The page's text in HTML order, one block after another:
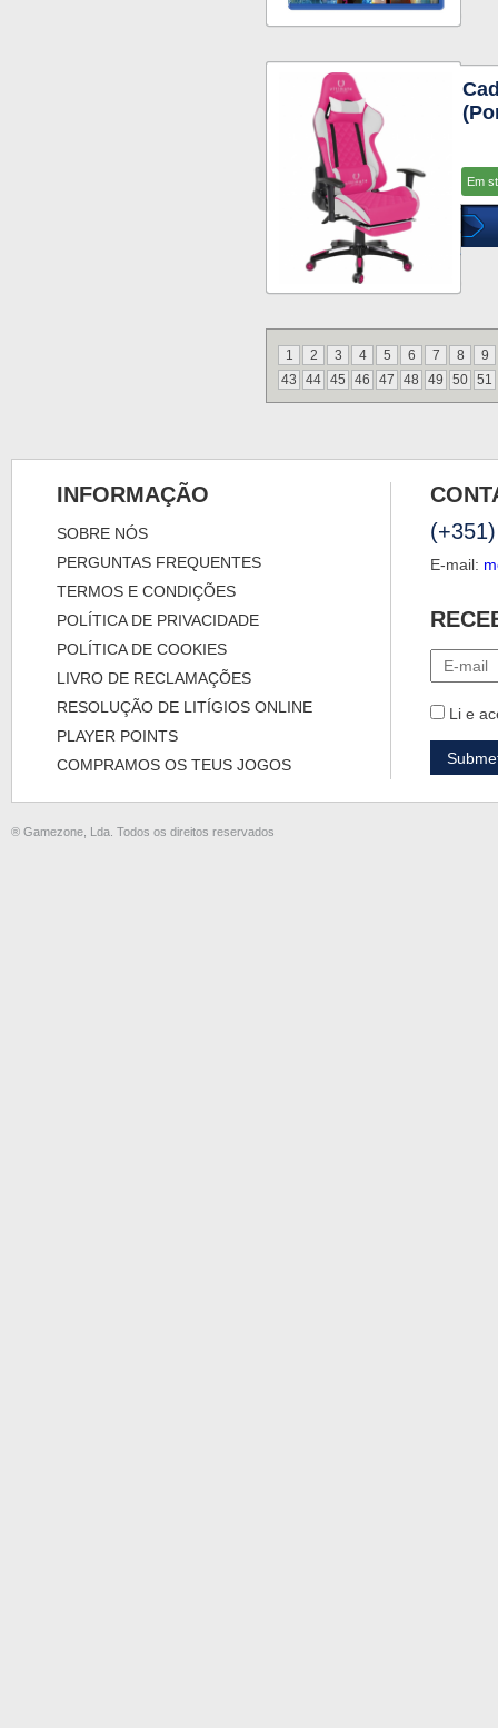
Em
1 2 3 4 5 6 7 8
9
43
44 45 46 47 48 49 50 51
INFORMAÇÃO
SOBRE NÓS
PERGUNTAS FREQUENTES
TERMOS E CONDIÇÕES
POLÍTICA DE PRIVACIDADE
POLÍTICA DE COOKIES
LIVRO DE RECLAMAÇÕES
RESOLUÇÃO DE LITÍGIOS ONLINE
PLAYER POINTS
COMPRAMOS OS TEUS JOGOS
E-mail:
Li e
® Gamezone, Lda. Todos os direitos reservados